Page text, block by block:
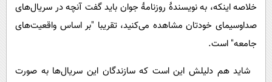
خلاصه اینکه، به نویسندۀ روزنامۀ جوان باید گفت آنچه در سریال‌های
صداوسیمای خودتان مشاهده می‌کنید، تقریبا "بر اساس واقعیت‌های
جامعه" است.
شاید هم دلیلش این است که سازندگان این سریال‌ها به صورت